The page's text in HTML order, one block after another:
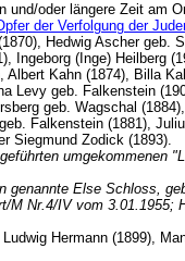
und/oder längere Zeit am
der Verfolgung der
Hedwig Ascher
Ingeborg (Inge) Heilberg
Albert Kahn (1874), Billa
Levy geb. Falkenstein
geb. Wagschal
Falkenstein (1881),
Siegmund Zodick (1893).
umgekommenen
genannte Else Schloss,
M Nr.4/IV vom 3.01.1955;
Hermann (1899),